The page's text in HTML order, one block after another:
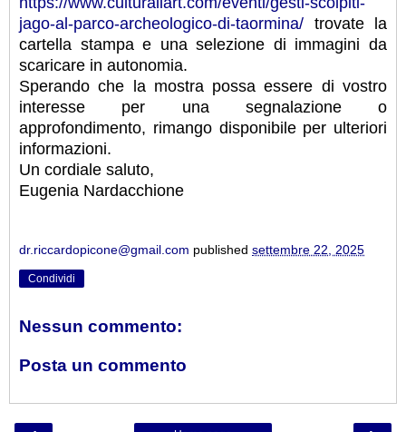
jago-al-parco-archeologico-di-taormina/ trovate la
cartella stampa e una selezione di immagini da
scaricare in autonomia.
Sperando che la mostra possa essere di vostro
interesse per una segnalazione o
approfondimento, rimango disponibile per ulteriori
informazioni.
Un cordiale saluto,
Eugenia Nardacchione
dr.riccardopicone@gmail.com published settembre 22, 2025
Condividi
Nessun commento:
Posta un commento